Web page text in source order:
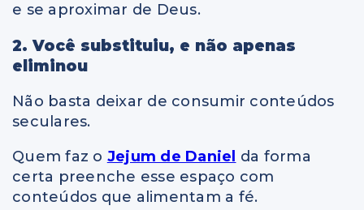
e se aproximar de Deus.
2. Você substituiu, e não apenas
eliminou
Não basta deixar de consumir conteúdos
seculares.
Quem faz o Jejum de Daniel da forma
certa preenche esse espaço com
conteúdos que alimentam a fé.